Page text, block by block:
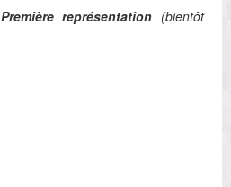
Première représentation (bientôt